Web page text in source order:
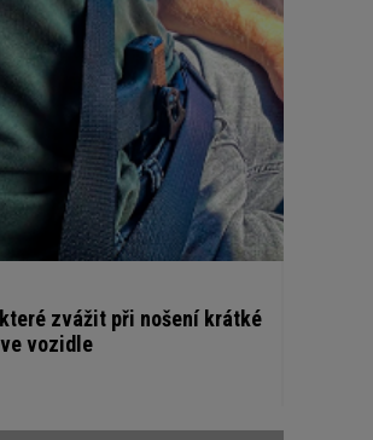
zvážit při nošení krátké
vozidle